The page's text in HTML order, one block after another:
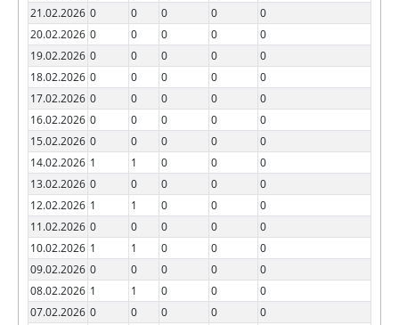
21.02.2026 0 0 0 0
0
20.02.2026 0 0 0 0
0
19.02.2026 0 0 0 0
0
18.02.2026 0 0 0 0
0
17.02.2026 0 0 0 0
0
16.02.2026 0 0 0 0
0
15.02.2026 0 0 0 0
0
14.02.2026 1 1 0 0
0
13.02.2026 0 0 0 0
0
12.02.2026 1 1 0 0
0
11.02.2026 0 0 0 0
0
10.02.2026 1 1 0 0
0
09.02.2026 0 0 0 0
0
08.02.2026 1 1 0 0
0
07.02.2026 0 0 0 0
0